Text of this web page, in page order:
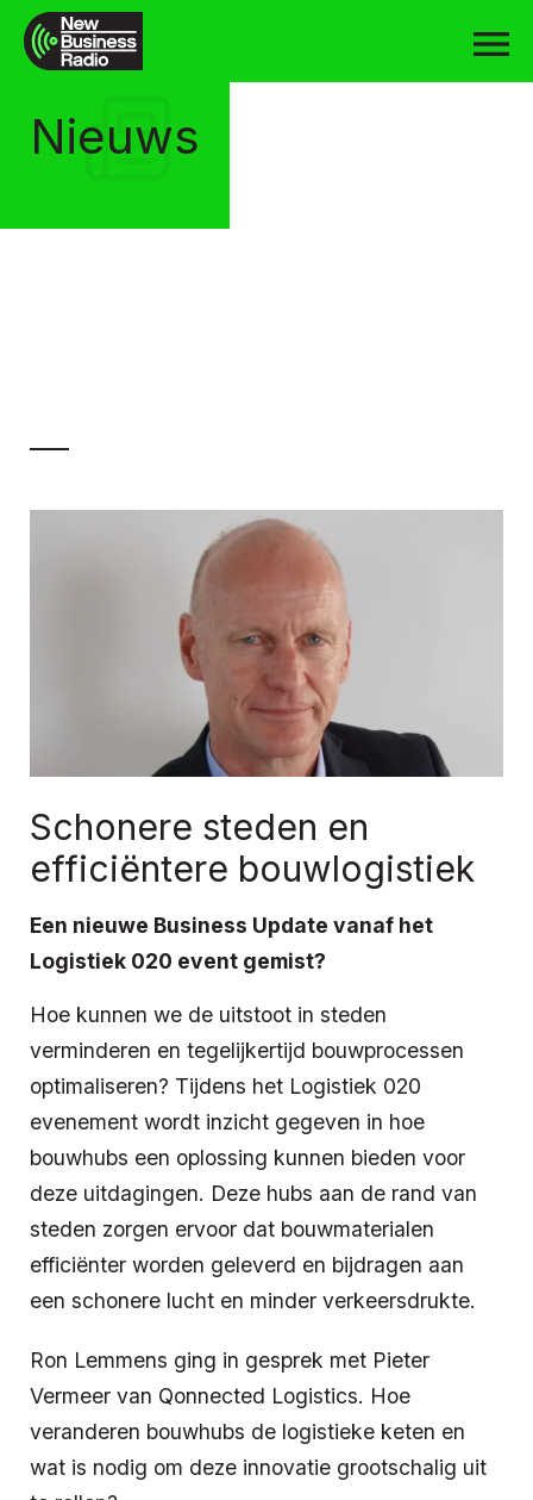
Nieuws
Schonere steden en
efficiëntere bouwlogistiek
Een nieuwe Business Update vanaf het
Logistiek 020 event gemist?
Hoe kunnen we de uitstoot in steden
verminderen en tegelijkertijd bouwprocessen
optimaliseren? Tijdens het Logistiek 020
evenement wordt inzicht gegeven in hoe
bouwhubs een oplossing kunnen bieden voor
deze uitdagingen. Deze hubs aan de rand van
steden zorgen ervoor dat bouwmaterialen
efficiënter worden geleverd en bijdragen aan
een schonere lucht en minder verkeersdrukte.
Ron Lemmens ging in gesprek met Pieter
Vermeer van Qonnected Logistics. Hoe
veranderen bouwhubs de logistieke keten en
wat is nodig om deze innovatie grootschalig uit